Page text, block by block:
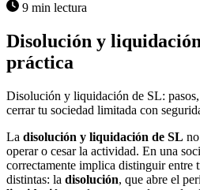
9 min lectura
Disolución y
práctica
Disolución y liquidación de SL:
cerrar tu sociedad limitada con
La disolución y liquidación de SL
operar o cesar la actividad. En una
correctamente implica distinguir entre
distintas: la disolución, que abre el